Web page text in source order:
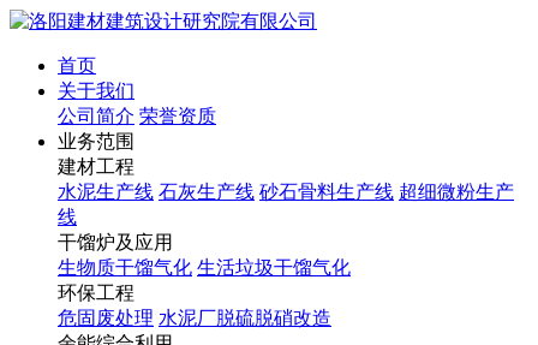
首页
关于我们
公司简介 荣誉资质
业务范围
建材工程
水泥生产线 石灰生产线 砂石骨料生产线 超细微粉生产
线
干馏炉及应用
生物质干馏气化 生活垃圾干馏气化
环保工程
危固废处理 水泥厂脱硫脱硝改造